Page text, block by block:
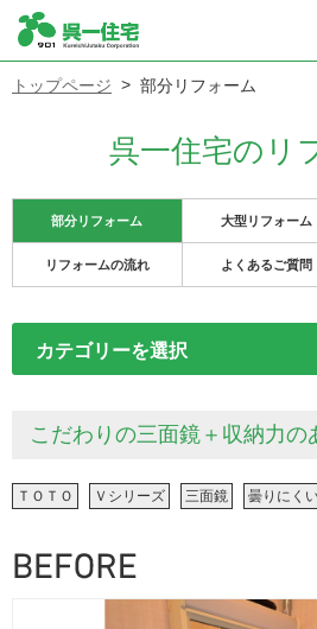
トップページ 部分リフォーム
呉一住宅のリ
部分リフォーム 大型リフォーム
リフォームの流れ よくあるご質問
カテゴリーを選択
こだわりの三面鏡＋収納力の
ＴＯＴＯ Ｖシリーズ 三面鏡 曇りにく